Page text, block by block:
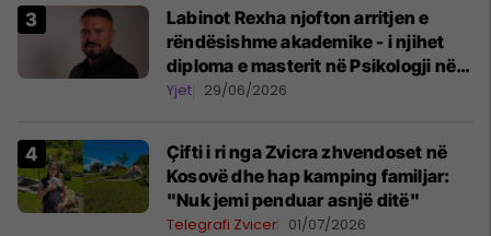
Labinot Rexha njofton arritjen e
rëndësishme akademike - i njihet
diploma e masterit në Psikologji në
Zvicër
Yjet 29/06/2026
Çifti i ri nga Zvicra zhvendoset në
Kosovë dhe hap kamping familjar:
"Nuk jemi penduar asnjë ditë"
Telegrafi Zvicer 01/07/2026